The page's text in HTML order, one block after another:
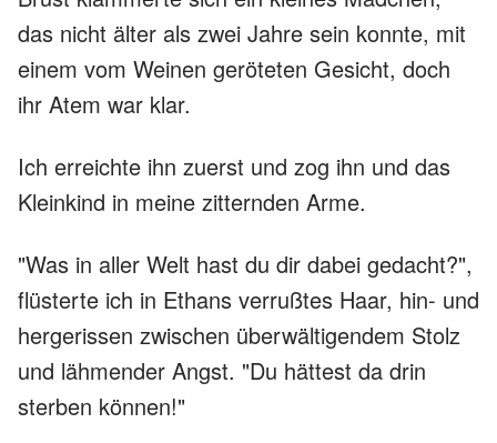
das nicht älter als zwei Jahre sein konnte, mit
einem vom Weinen geröteten Gesicht, doch
ihr Atem war klar.
Ich erreichte ihn zuerst und zog ihn und das
Kleinkind in meine zitternden Arme.
"Was in aller Welt hast du dir dabei gedacht?",
flüsterte ich in Ethans verrußtes Haar, hin- und
hergerissen zwischen überwältigendem Stolz
und lähmender Angst. "Du hättest da drin
sterben können!"